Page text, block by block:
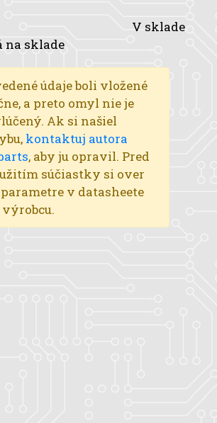
V sklade
na sklade
údaje boli vložené
a preto omyl nie je
Ak si našiel
kontaktuj autora
, aby ju opravil. Pred
súčiastky si over
v datasheete
výrobcu.